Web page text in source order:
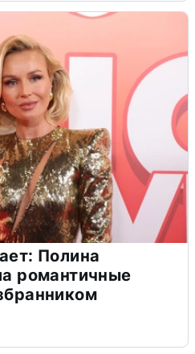
Полина
романтичные